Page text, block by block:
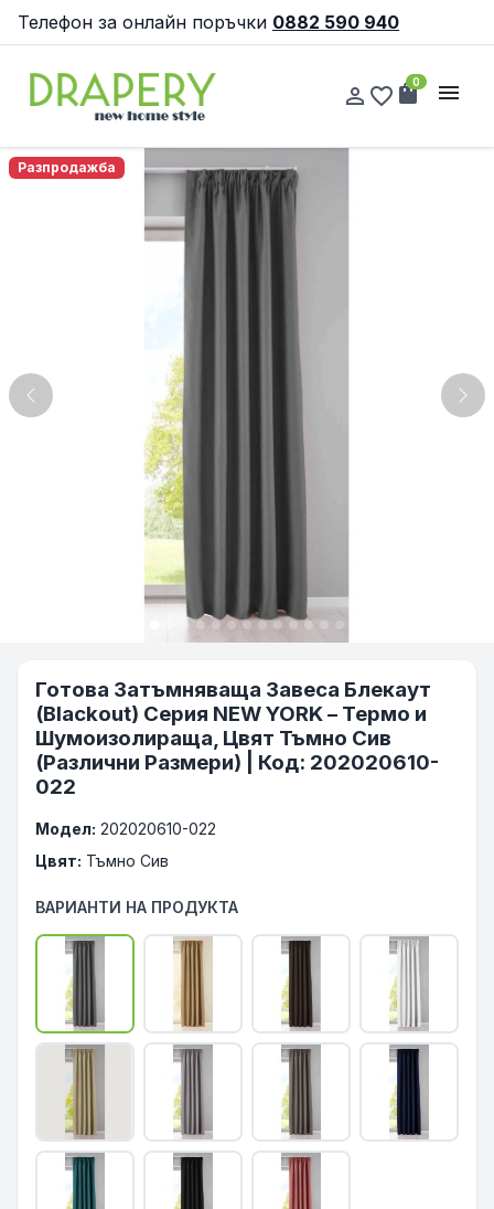
Телефон за онлайн поръчки 0882 590 940
person_outline favorite_border shopping_bag
0 menu
Разпродажба
Previous
Готова Затъмняваща Завеса Блекаут
(Blackout) Серия NEW YORK – Термо и
Шумоизолираща, Цвят Тъмно Сив
(Различни Размери) | Код: 202020610-
022
Модел: 202020610-022
Цвят: Тъмно Сив
ВАРИАНТИ НА ПРОДУКТА